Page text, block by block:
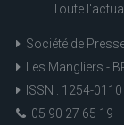
Toute
Société de
Les Mangliers -
ISSN : 1254-0110
05 90 27 65 19